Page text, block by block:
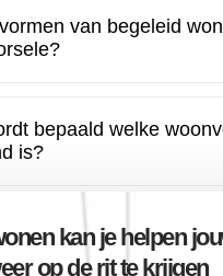
van begeleid
bepaald welke
is?
kan je helpen
op de rit te krijgen